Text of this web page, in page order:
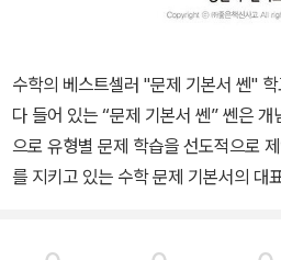
수학의 베스트셀러 "문제 기본서 쎈"
다 들어 있는 “문제 기본서 쎈” 쎈은 개념 학습 이후의 수학 학습 방법
으로 유형별 문제 학습을 선도적으로
를 지키고 있는 수학 문제 기본서의 대표 주자입니
해결 방법은 어떤 교재도 따라올 수